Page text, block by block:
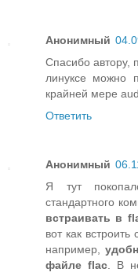
Анонимный
Спасибо автору,
линуксе можно
крайней мере
Ответить
Анонимный
Я тут
стандартного
встраивать в
вот как
например,
файле flac . В